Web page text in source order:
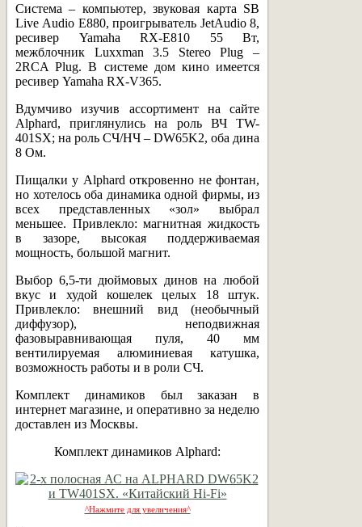
Система – компьютер, звуковая карта SB
Live Audio E880, проигрыватель JetAudio 8,
ресивер Yamaha RX-E810 55 Вт,
межблочник Luxxman 3.5 Stereo Plug –
2RCA Plug. В системе дом кино имеется
ресивер Yamaha RX-V365.
Вдумчиво изучив ассортимент на сайте
Alphard, приглянулись на роль ВЧ TW-
401SX; на роль СЧ/НЧ – DW65K2, оба дина
8 Ом.
Пищалки у Alphard откровенно не фонтан,
но хотелось оба динамика одной фирмы, из
всех представленных «зол» выбрал
меньшее. Привлекло: магнитная жидкость
в зазоре, высокая поддерживаемая
мощность, большой магнит.
Выбор 6,5-ти дюймовых динов на любой
вкус и худой кошелек целых 18 штук.
Привлекло: внешний вид (необычный
диффузор), неподвижная
фазовыравнивающая пуля, 40 мм
вентилируемая алюминиевая катушка,
возможность работы и в роли СЧ.
Комплект динамиков был заказан в
интернет магазине, и оперативно за неделю
доставлен из Москвы.
Комплект динамиков Alphard:
^Нажмите для увеличения^